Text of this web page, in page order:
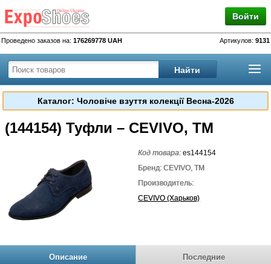
Войти
Проведено заказов на: 176269778 UAH Артикулов: 9131
Каталог: Чоловіче взуття колекції Весна-2026
(144154) Туфли – CEVIVO, TM
Код товара:es144154
Бренд: CEVIVO, TM
Производитель:
CEVIVO (Харьков)
Описание Последние